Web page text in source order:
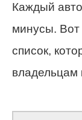
Каждый
минусы.
список,
владельцам